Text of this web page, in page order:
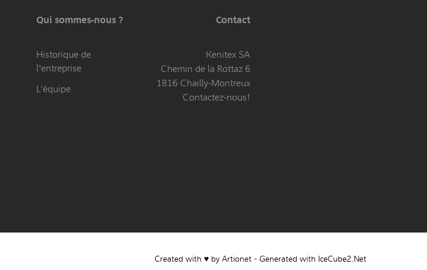
Qui sommes-nous ?
Historique de
l'entreprise
L'équipe
Contact
Kenitex SA
Chemin de la Rottaz 6
1816 Chailly-Montreux
Contactez-nous!
Created with ♥ by Artionet - Generated with IceCube2.Net